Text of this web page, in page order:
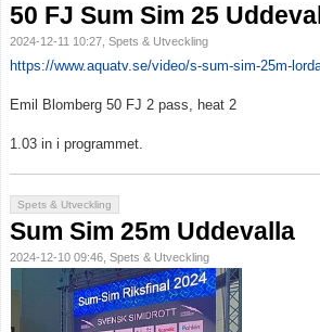
50 FJ Sum Sim 25
2024-12-11 10:27, Spets & Utveckling
https://www.aquatv.se/video/s-sum-sim-25m-
Emil Blomberg 50 FJ 2 pass, heat 2
1.03 in i programmet.
Spets & Utveckling
Sum Sim 25m Uddevalla
2024-12-10 09:46, Spets & Utveckling